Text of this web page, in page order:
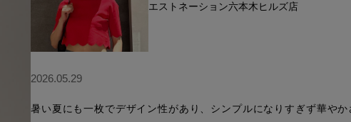
エストネーション六本木ヒルズ店
2026.05.29
暑い夏にも一枚でデザイン性があり、シンプルになりすぎず華やか